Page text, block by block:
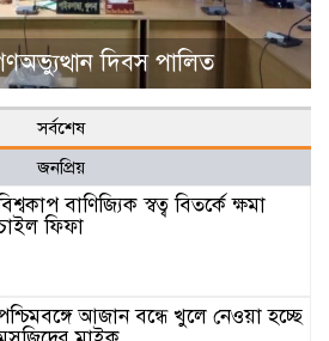
দিবস পালিত
সর্বশেষ
জনপ্রিয়
বাণিজ্যিক স্বত্ব বিতর্কে ক্ষমা
ফিফা
আজান বন্ধে খুলে নেওয়া হচ্ছে